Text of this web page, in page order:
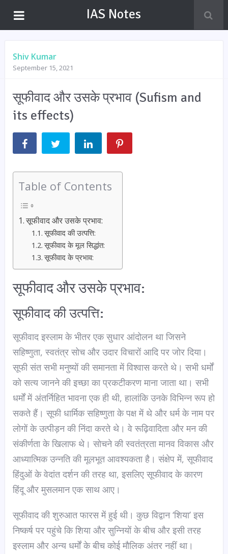
IAS Notes
Shiv Kumar
September 15, 2021
सूफीवाद और उसके प्रभाव (Sufism and
its effects)
Table of Contents
सूफीवाद और उसके प्रभाव:
सूफीवाद की उत्पत्ति:
सूफीवाद के मूल सिद्धांत:
सूफीवाद के प्रभाव:
सूफीवाद और उसके प्रभाव:
सूफीवाद की उत्पत्ति:
सूफीवाद इस्लाम के भीतर एक सुधार आंदोलन था जिसने
सहिष्णुता, स्वतंत्र सोच और उदार विचारों आदि पर जोर दिया।
सूफी संत सभी मनुष्यों की समानता में विश्वास करते थे। सभी धर्मों
को सत्य जानने की इच्छा का प्रकटीकरण माना जाता था। सभी
धर्मों में अंतर्निहित भावना एक ही थी, हालांकि उनके विभिन्न रूप हो
सकते हैं। सूफी धार्मिक सहिष्णुता के पक्ष में थे और धर्म के नाम पर
लोगों के उत्पीड़न की निंदा करते थे। वे रूढ़िवादिता और मन की
संकीर्णता के खिलाफ थे। सोचने की स्वतंत्रता मानव विकास और
आध्यात्मिक उन्नति की मूलभूत आवश्यकता है। संक्षेप में, सूफीवाद
हिंदुओं के वेदांत दर्शन की तरह था, इसलिए सूफीवाद के कारण
हिंदू और मुसलमान एक साथ आए।
सूफीवाद की शुरुआत फारस में हुई थी। कुछ विद्वान ‘शिया’ इस
निष्कर्ष पर पहुंचे कि शिया और सुन्नियों के बीच और इसी तरह
इस्लाम और अन्य धर्मों के बीच कोई मौलिक अंतर नहीं था।